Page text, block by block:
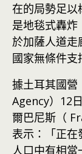
在的局勢足以
是地毯式轟
於加薩人道走
國家無條件支
據土耳其國
Agency）12
爾巴尼斯（
表示：「正在
人口中有相